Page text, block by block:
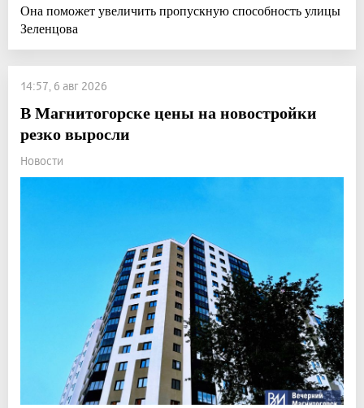
Она поможет увеличить пропускную способность улицы
Зеленцова
14:57, 6 авг 2026
В Магнитогорске цены на новостройки
резко выросли
Новости